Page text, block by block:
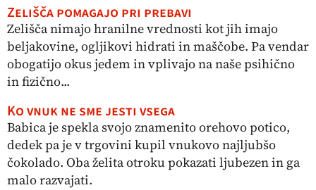
Zelišča pomagajo pri prebavi
Zelišča nimajo hranilne vrednosti kot jih imajo
beljakovine, ogljikovi hidrati in maščobe. Pa vendar
obogatijo okus jedem in vplivajo na naše psihično
in fizično...
Ko vnuk ne sme jesti vsega
Babica je spekla svojo znamenito orehovo potico,
dedek pa je v trgovini kupil vnukovo najljubšo
čokolado. Oba želita otroku pokazati ljubezen in ga
malo razvajati.